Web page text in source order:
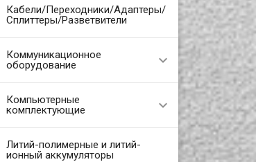
Кабели/Переходники/Адаптеры/
Сплиттеры/Разветвители
Коммуникационное
оборудование
Компьютерные
комплектующие
Литий-полимерные и литий-
ионный аккумуляторы